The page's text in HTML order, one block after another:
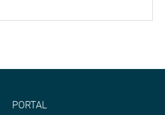
PORTAL